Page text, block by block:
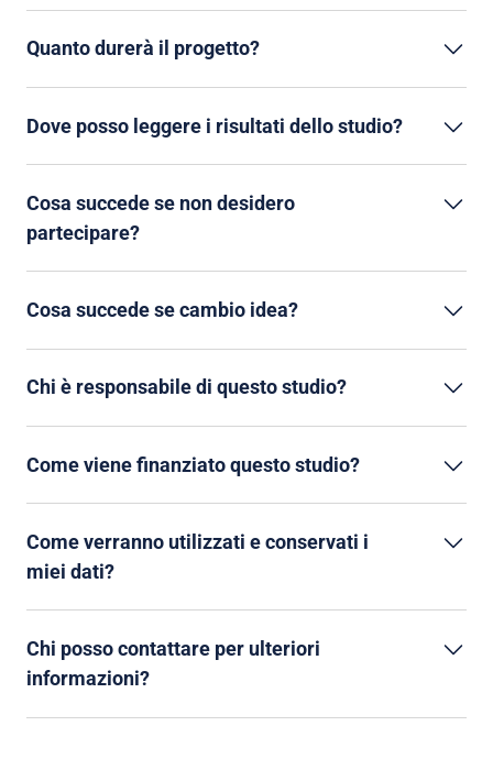
Quanto durerà il progetto?
Dove posso leggere i risultati dello studio?
Cosa succede se non desidero
partecipare?
Cosa succede se cambio idea?
Chi è responsabile di questo studio?
Come viene finanziato questo studio?
Come verranno utilizzati e conservati i
miei dati?
Chi posso contattare per ulteriori
informazioni?